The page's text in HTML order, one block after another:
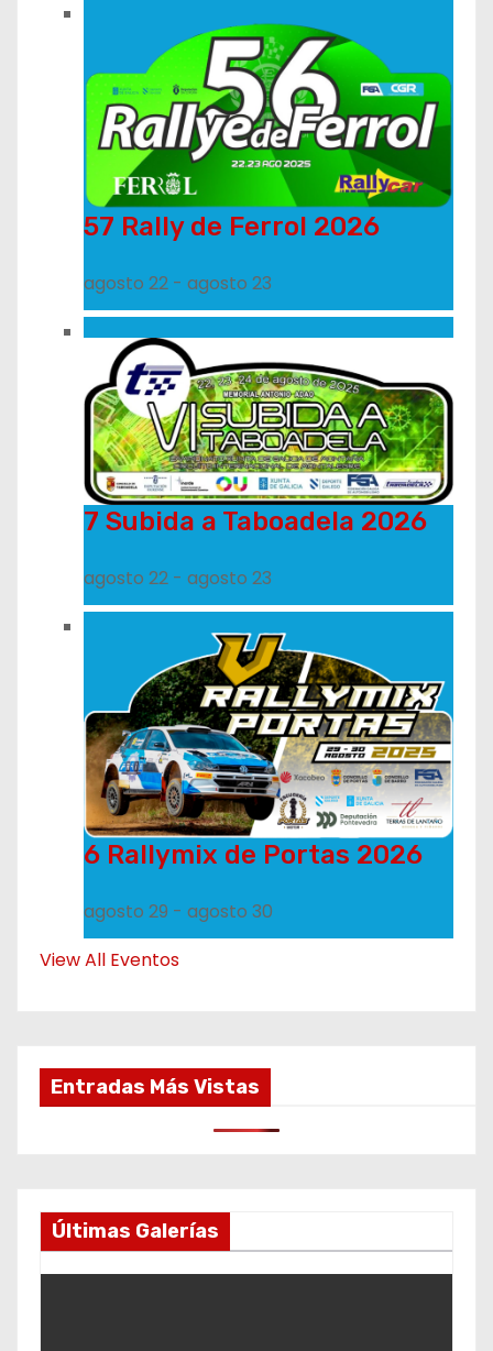
57 Rally de Ferrol 2026
agosto 22 - agosto 23
7 Subida a Taboadela 2026
agosto 22 - agosto 23
6 Rallymix de Portas 2026
agosto 29 - agosto 30
View All Eventos
Entradas Más Vistas
Últimas Galerías